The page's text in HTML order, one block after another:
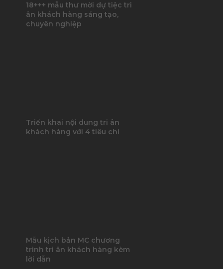
18+++ mẫu thư mời dự tiệc tri
ân khách hàng sáng tạo,
chuyên nghiệp
Triển khai nội dung tri ân
khách hàng với 4 tiêu chí
Mẫu kịch bản MC chương
trình tri ân khách hàng kèm
lời dẫn